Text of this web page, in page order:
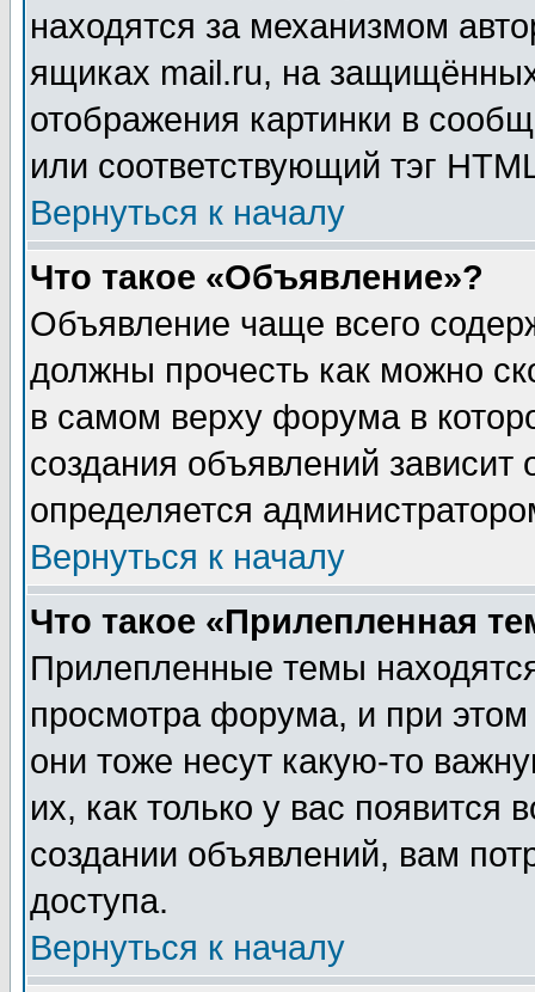
находятся за механизмом
ящиках mail.ru, на
отображения картинки в
или соответствующий тэг
Вернуться к началу
Что такое «Объявление»?
Объявление чаще всего
должны прочесть как можно
в самом верху форума в
создания объявлений зависит
определяется
Вернуться к началу
Что такое «Прилепленная
Прилепленные темы
просмотра форума, и при
они тоже несут какую-то
их, как только у вас появится
создании объявлений, вам
доступа.
Вернуться к началу